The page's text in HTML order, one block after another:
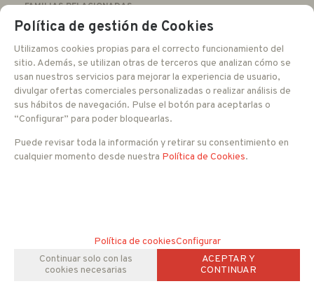
FAMILIAS RELACIONADAS
CCTV ANALOGICO
Domo FULL HD
Política de gestión de Cookies
Utilizamos cookies propias para el correcto funcionamiento del
sitio. Además, se utilizan otras de terceros que analizan cómo se
usan nuestros servicios para mejorar la experiencia de usuario,
divulgar ofertas comerciales personalizadas o realizar análisis de
sus hábitos de navegación. Pulse el botón para aceptarlas o
“Configurar” para poder bloquearlas.
Puede revisar toda la información y retirar su consentimiento en
cualquier momento desde nuestra Política de Cookies.
Política de cookiesConfigurar
Continuar solo con las
cookies necesarias
ACEPTAR Y
CONTINUAR